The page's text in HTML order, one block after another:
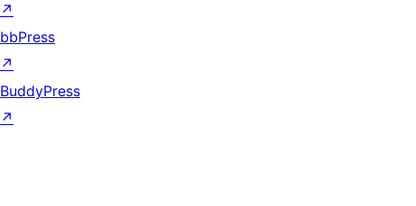
↗
bbPress
↗
BuddyPress
↗